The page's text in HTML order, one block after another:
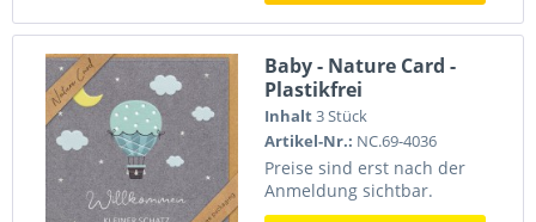
Baby - Nature Card -
Plastikfrei
(Quadratisch)
Inhalt3 Stück
Artikel-Nr.: NC.69-4036
Preise sind erst nach der
Anmeldung sichtbar.